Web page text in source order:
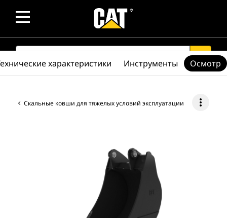
SEARCH search
Скальные ковши для тяжелых условий эксплуатации more_vert
характеристики Инструменты Осмотр